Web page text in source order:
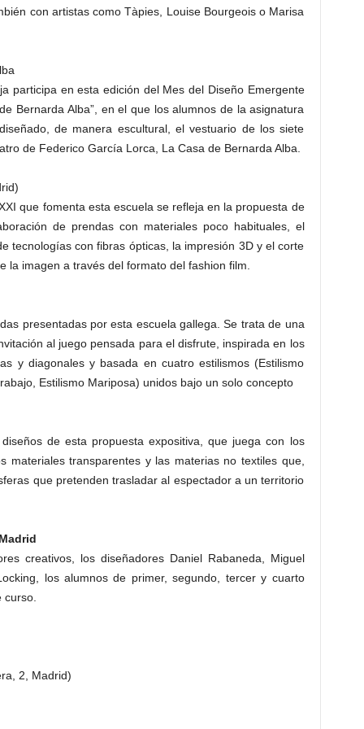
con artistas como Tàpies, Louise Bourgeois o Marisa
participa en esta edición del Mes del Diseño Emergente
Bernarda Alba”, en el que los alumnos de la asignatura
de manera escultural, el vestuario de los siete
de Federico García Lorca, La Casa de Bernarda Alba.
que fomenta esta escuela se refleja en la propuesta de
de prendas con materiales poco habituales, el
tecnologías con fibras ópticas, la impresión 3D y el corte
la imagen a través del formato del fashion film.
presentadas por esta escuela gallega. Se trata de una
al juego pensada para el disfrute, inspirada en los
y diagonales y basada en cuatro estilismos (Estilismo
Estilismo Mariposa) unidos bajo un solo concepto
de esta propuesta expositiva, que juega con los
materiales transparentes y las materias no textiles que,
que pretenden trasladar al espectador a un territorio
creativos, los diseñadores Daniel Rabaneda, Miguel
los alumnos de primer, segundo, tercer y cuarto
2, Madrid)